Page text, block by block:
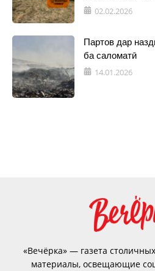
02.02.2026
Партов дар
ба саломатӣ
14.01.2026
«Вечёрка» — газета
материалы, освещающие